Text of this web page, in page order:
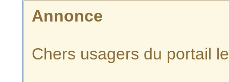
Annonce
Chers usagers du portail